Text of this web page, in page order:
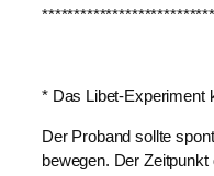
* Das Libet-Experiment
Der Proband sollte
bewegen. Der